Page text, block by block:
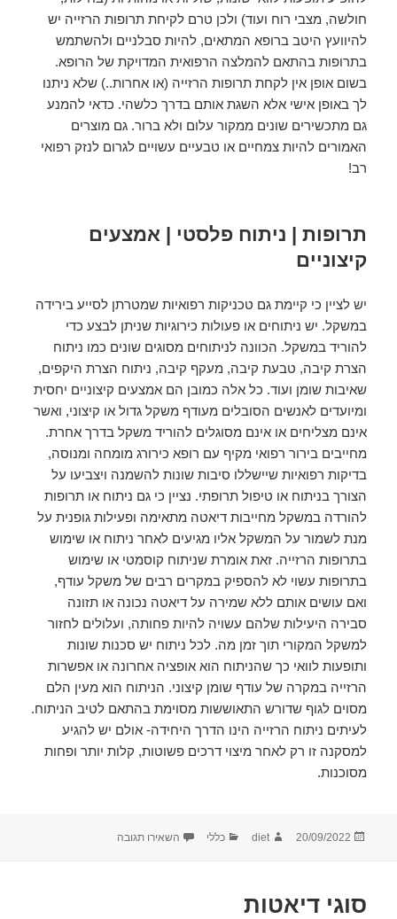
חולשה, מצבי רוח ועוד) ולכן טרם לקיחת תרופות הרזייה יש
להיוועץ היטב ברופא המתאים, להיות סבלניים ולהשתמש
בתרופות בהתאם להמלצה הרפואית המדויקת של הרופא.
בשום אופן אין לקחת תרופות הרזייה (או אחרות..) שלא ניתנו
לך באופן אישי אלא השגת אותם בדרך כלשהי. כדאי להמנע
גם מתכשירים שונים ממקור עלום ולא ברור. גם מוצרים
האמורים להיות צמחיים או טבעיים עשויים לגרום לנזק רפואי
רב!
תרופות | ניתוח פלסטי | אמצעים
קיצוניים
יש לציין כי קיימת גם טכניקות רפואיות שמטרתן לסייע בירידה
במשקל. יש ניתוחים או פעולות כירוגיות שניתן לבצע כדי
להוריד במשקל. הכוונה לניתוחים מסוגים שונים כמו ניתוח
הצרת קיבה, טבעת קיבה, מעקף קיבה, ניתוח הצרת היקפים,
שאיבות שומן ועוד. כל אלה כמובן הם אמצעים קיצוניים יחסית
ומיועדים לאנשים הסובלים מעודף משקל גדול או קיצוני, ואשר
אינם מצליחים או אינם מסוגלים להוריד משקל בדרך אחרת.
מחייבים בירור רפואי מקיף עם רופא כירורג מומחה ומנוסה,
בדיקות רפואיות שיישללו סיבות שונות להשמנה ויצביעו על
הצורך בניתוח או טיפול תרופתי. נציין כי גם ניתוח או תרופות
להורדה במשקל מחייבות דיאטה מתאימה ופעילות גופנית על
מנת לשמור על המשקל אליו מגיעים לאחר ניתוח או שימוש
בתרופות הרזייה. זאת אומרת שניתוח קוסמטי או שימוש
בתרופות עשוי לא להספיק במקרים רבים של משקל עודף,
ואם עושים אותם ללא שמירה על דיאטה נכונה או תזונה
סבירה היעילות שלהם עשויה להיות פחותה, ועלולים לחזור
למשקל המקורי תוך זמן מה. לכל ניתוח יש סכנות שונות
ותופעות לוואי כך שהניתוח הוא אופציה אחרונה או אפשרות
הרזייה במקרה של עודף שומן קיצוני. הניתוח הוא מעין הלם
מסוים לגוף שדורש התאוששות מסוימת בהתאם לטיב הניתוח.
לעיתים ניתוח הרזייה הינו הדרך היחידה- אולם יש להגיע
למסקנה זו רק לאחר מיצוי דרכים פשוטות, קלות יותר ופחות
מסוכנות.
פורסם
20/09/2022 מחבר
diet קטגוריות
כללי השאירו תגובה
סוגי דיאטות